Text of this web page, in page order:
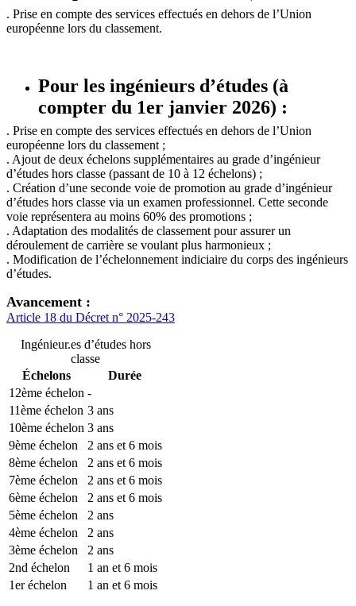
. Prise en compte des services effectués en dehors de l’Union
européenne lors du classement.
Pour les ingénieurs d’études (à
compter du 1er janvier 2026) :
. Prise en compte des services effectués en dehors de l’Union
européenne lors du classement ;
. Ajout de deux échelons supplémentaires au grade d’ingénieur
d’études hors classe (passant de 10 à 12 échelons) ;
. Création d’une seconde voie de promotion au grade d’ingénieur
d’études hors classe via un examen professionnel. Cette seconde
voie représentera au moins 60% des promotions ;
. Adaptation des modalités de classement pour assurer un
déroulement de carrière se voulant plus harmonieux ;
. Modification de l’échelonnement indiciaire du corps des ingénieurs
d’études.
Avancement :
Article 18 du Décret n° 2025-243
Ingénieur.es d’études hors
classe
Échelons
Durée
12ème échelon -
11ème échelon 3 ans
10ème échelon 3 ans
9ème échelon
2 ans et 6 mois
8ème échelon
2 ans et 6 mois
7ème échelon
2 ans et 6 mois
6ème échelon
2 ans et 6 mois
5ème échelon
2 ans
4ème échelon
2 ans
3ème échelon
2 ans
2nd échelon
1 an et 6 mois
1er échelon
1 an et 6 mois